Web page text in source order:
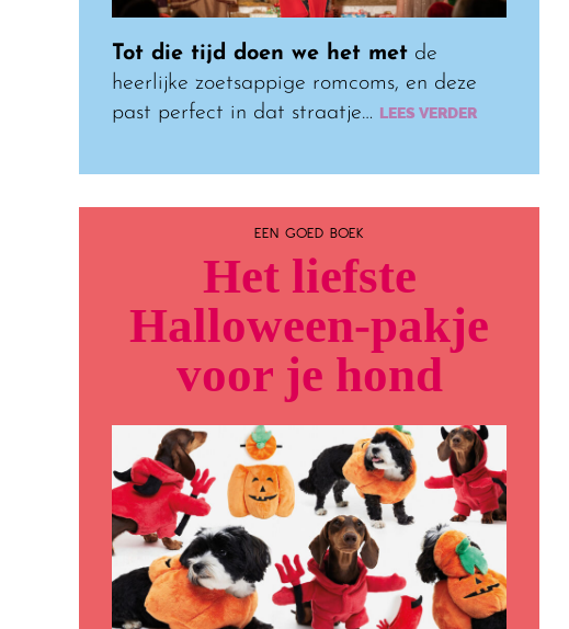
Tot die tijd doen we het met de
heerlijke zoetsappige romcoms, en deze
past perfect in dat straatje… LEES VERDER
EEN GOED BOEK
Het liefste
Halloween-pakje
voor je hond